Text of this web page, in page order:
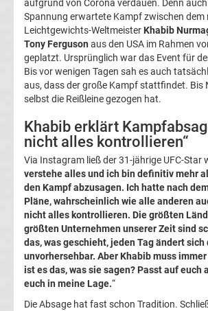
League
Ergebnisse
Conference
League
Erg.
Conference
League
Tabelle
Formel
aufgrund von Corona verdauen. Denn
Spannung erwartete Kampf zwischen dem
Leichtgewichts-Weltmeister Khabib
Tony Ferguson aus den USA im Rahmen
geplatzt. Ursprünglich war das Event für
Bis vor wenigen Tagen sah es auch
aus, dass der große Kampf stattfindet. Bis
selbst die Reißleine gezogen hat.
Khabib erklärt
nicht alles kontrollieren“
Via Instagram ließ der 31-jährige UFC-Star
verstehe alles und ich bin definitiv mehr
den Kampf abzusagen. Ich hatte nach
Pläne, wahrscheinlich wie alle anderen
nicht alles kontrollieren. Die größten
größten Unternehmen unserer Zeit sind
das, was geschieht, jeden Tag ändert
unvorhersehbar. Aber Khabib muss
ist es das, was sie sagen? Passt auf euch
euch in meine Lage.“
Die Absage hat fast schon Tradition.